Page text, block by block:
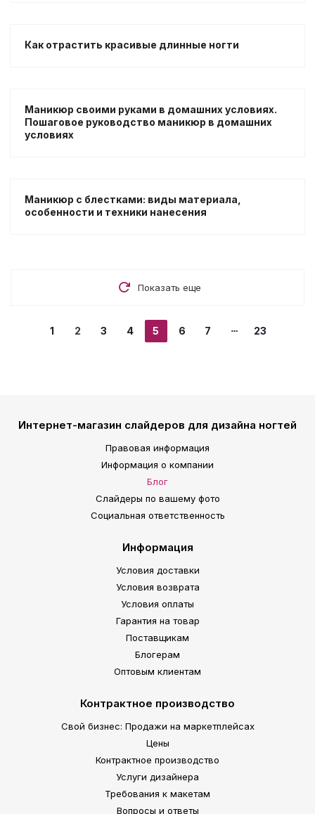
Как отрастить красивые длинные ногти
Маникюр своими руками в домашних условиях.
Пошаговое руководство маникюр в домашних
условиях
Маникюр с блестками: виды материала,
особенности и техники нанесения
Показать еще
1 2 3 4 5 6 7 23
Интернет-магазин слайдеров для дизайна ногтей
Правовая информация
Информация о компании
Блог
Слайдеры по вашему фото
Социальная ответственность
Информация
Условия доставки
Условия возврата
Условия оплаты
Гарантия на товар
Поставщикам
Блогерам
Оптовым клиентам
Контрактное производство
Свой бизнес: Продажи на маркетплейсах
Цены
Контрактное производство
Услуги дизайнера
Требования к макетам
Вопросы и ответы